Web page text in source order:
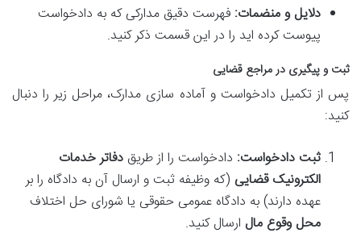
دلایل و منضمات: فهرست دقیق مدارکی که به دادخواست
پیوست کرده اید را در این قسمت ذکر کنید.
ثبت و پیگیری در مراجع قضایی
پس از تکمیل دادخواست و آماده سازی مدارک، مراحل زیر را دنبال
کنید:
ثبت دادخواست: دادخواست را از طریق دفاتر خدمات
الکترونیک قضایی (که وظیفه ثبت و ارسال آن به دادگاه را بر
عهده دارند) به دادگاه عمومی حقوقی یا شورای حل اختلاف
محل وقوع مال ارسال کنید.